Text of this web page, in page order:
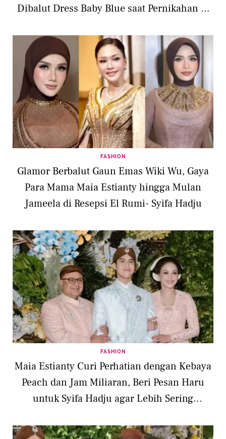
Dibalut Dress Baby Blue saat Pernikahan di
FASHION
Glamor Berbalut Gaun Emas Wiki Wu, Gaya
Para Mama Maia Estianty hingga Mulan
Jameela di Resepsi El Rumi- Syifa Hadju
FASHION
Maia Estianty Curi Perhatian dengan Kebaya
Peach dan Jam Miliaran, Beri Pesan Haru
untuk Syifa Hadju agar Lebih Sering